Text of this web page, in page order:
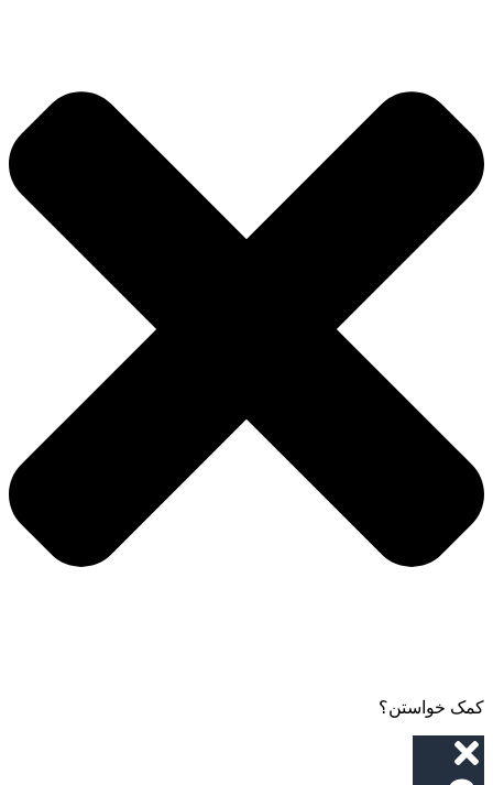
کمک خواستن؟